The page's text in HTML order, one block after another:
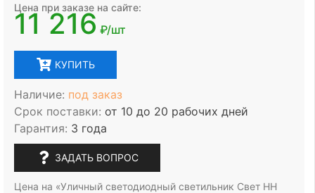
Цена при заказе на сайте:
11 216 ₽/шт
КУПИТЬ
Наличие: под заказ
Срок поставки: от 10 до 20 рабочих дней
Гарантия: 3 года
ЗАДАТЬ ВОПРОС
Цена на «Уличный светодиодный светильник Свет НН